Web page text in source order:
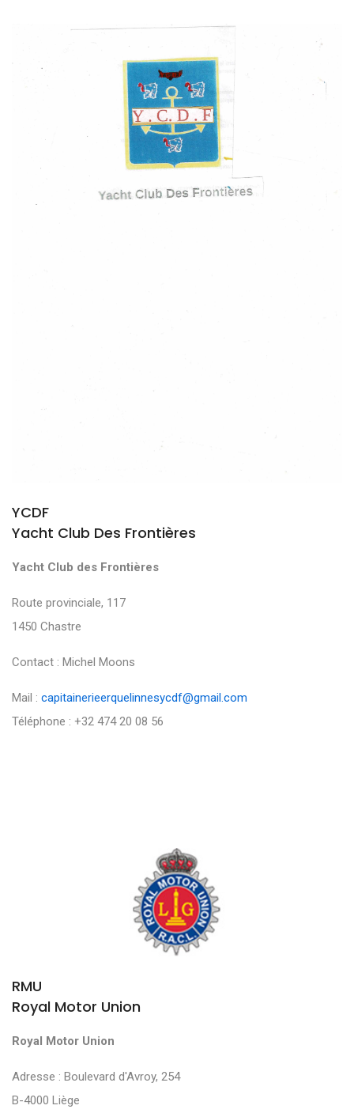
YCDF
Yacht Club Des Frontières
Yacht Club des Frontières
Route provinciale, 117
1450 Chastre
Contact : Michel Moons
Mail : capitainerieerquelinnesycdf@gmail.com
Téléphone : +32 474 20 08 56
RMU
Royal Motor Union
Royal Motor Union
Adresse : Boulevard d'Avroy, 254
B-4000 Liège